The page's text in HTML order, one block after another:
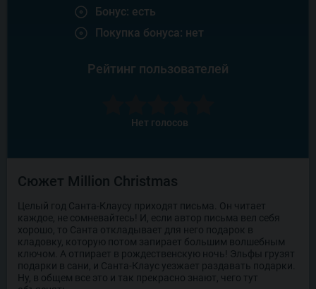
Бонус: есть
Покупка бонуса: нет
Рейтинг пользователей
Нет голосов
Сюжет Million Christmas
Целый год Санта-Клаусу приходят письма. Он читает
каждое, не сомневайтесь! И, если автор письма вел себя
хорошо, то Санта откладывает для него подарок в
кладовку, которую потом запирает большим волшебным
ключом. А отпирает в рождественскую ночь! Эльфы грузят
подарки в сани, и Санта-Клаус уезжает раздавать подарки.
Ну, в общем все это и так прекрасно знают, чего тут